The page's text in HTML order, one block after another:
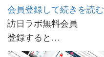
会員登録して続きを読む
訪日ラボ無料会員
登録すると…